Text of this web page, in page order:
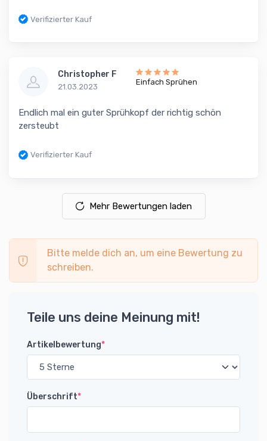
Verifizierter Kauf
Christopher F
21.03.2023
Einfach Sprühen
Endlich mal ein guter Sprühkopf der richtig schön
zersteubt
Verifizierter Kauf
Mehr Bewertungen laden
Bitte melde dich an, um eine Bewertung zu
schreiben.
Teile uns deine Meinung mit!
Artikelbewertung*
Überschrift*